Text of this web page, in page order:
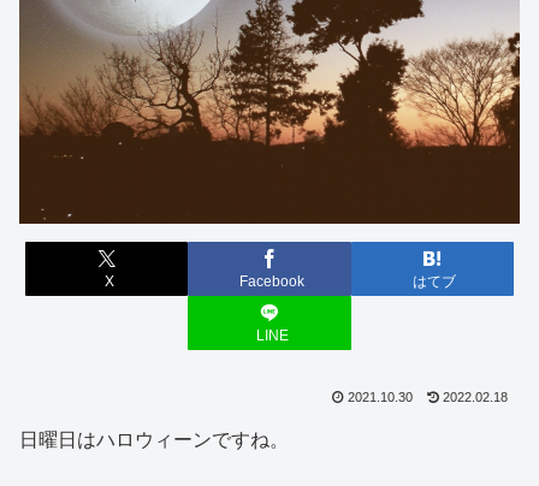
X Facebook はてブ
LINE
2021.10.30 2022.02.18
日曜日はハロウィーンですね。